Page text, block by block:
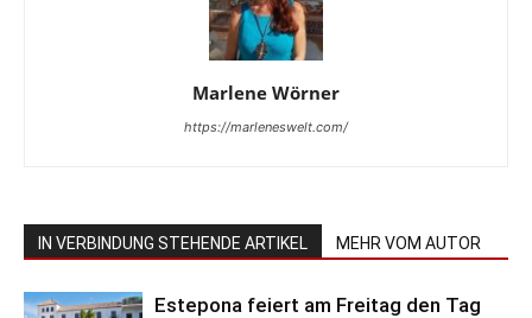
Marlene Wörner
https://marleneswelt.com/
IN VERBINDUNG STEHENDE ARTIKEL MEHR VOM AUTOR
Estepona feiert am Freitag den Tag